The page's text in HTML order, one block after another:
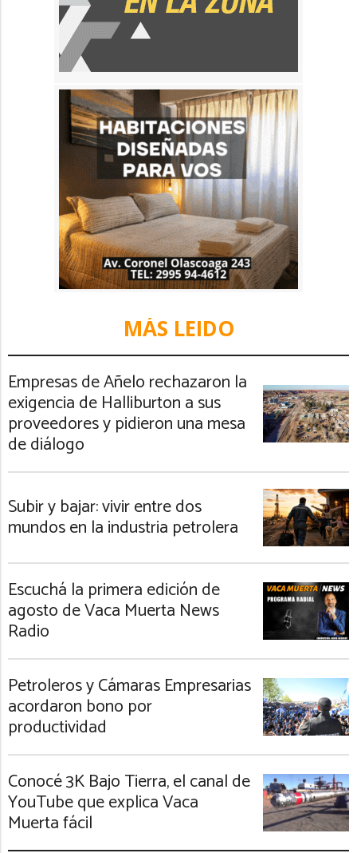
MÁS LEIDO
Empresas de Añelo rechazaron la
exigencia de Halliburton a sus
proveedores y pidieron una mesa
de diálogo
Subir y bajar: vivir entre dos
mundos en la industria petrolera
Escuchá la primera edición de
agosto de Vaca Muerta News
Radio
Petroleros y Cámaras Empresarias
acordaron bono por
productividad
Conocé 3K Bajo Tierra, el canal de
YouTube que explica Vaca
Muerta fácil